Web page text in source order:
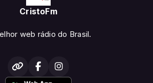
CristoFm
web rádio do Brasil.